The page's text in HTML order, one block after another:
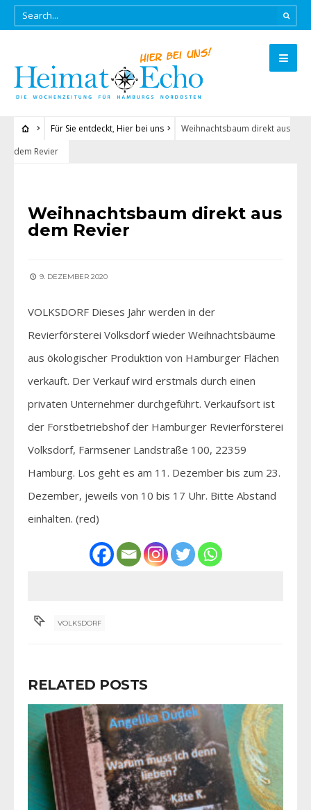
Für Sie entdeckt, Hier bei uns
Weihnachtsbaum direkt aus
dem Revier
Weihnachtsbaum direkt aus
dem Revier
9. DEZEMBER 2020
VOLKSDORF Dieses Jahr werden in der
Revierförsterei Volksdorf wieder Weihnachtsbäume
aus ökologischer Produktion von Hamburger Flächen
verkauft. Der Verkauf wird erstmals durch einen
privaten Unternehmer durchgeführt. Verkaufsort ist
der Forstbetriebshof der Hamburger Revierförsterei
Volksdorf, Farmsener Landstraße 100, 22359
Hamburg. Los geht es am 11. Dezember bis zum 23.
Dezember, jeweils von 10 bis 17 Uhr. Bitte Abstand
einhalten. (red)
VOLKSDORF
RELATED POSTS